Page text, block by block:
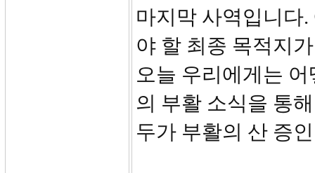
마지막 사역입니다
야 할 최종 목적지
오늘 우리에게는
의 부활 소식을 통
두가 부활의 산 증